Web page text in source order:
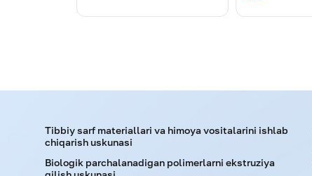
Tibbiy sarf materiallari va himoya vositalarini ishlab
chiqarish uskunasi
Biologik parchalanadigan polimerlarni ekstruziya